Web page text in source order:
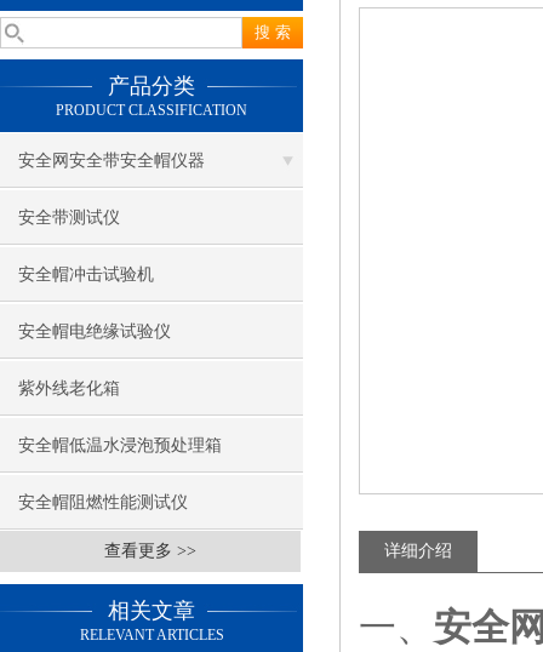
产品分类
PRODUCT CLASSIFICATION
安全网安全带安全帽仪器
安全带测试仪
安全帽冲击试验机
安全帽电绝缘试验仪
紫外线老化箱
安全帽低温水浸泡预处理箱
安全帽阻燃性能测试仪
查看更多 >>
相关文章
RELEVANT ARTICLES
详细介绍
一、 安全